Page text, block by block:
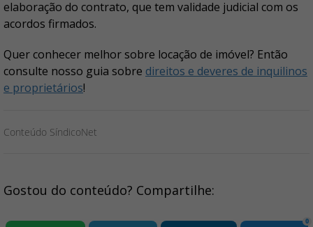
elaboração do contrato, que tem validade judicial com os
acordos firmados.
Quer conhecer melhor sobre locação de imóvel? Então
consulte nosso guia sobre direitos e deveres de inquilinos
e proprietários!
Conteúdo SíndicoNet
Gostou do conteúdo? Compartilhe:
0